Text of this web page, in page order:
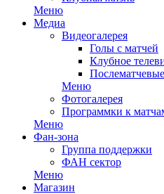
Меню
Медиа
Видеогалерея
Голы с матчей
Клубное
Меню
Фотогалерея
Программки к
Меню
Фан-зона
Группа поддержки
ФАН сектор
Меню
Магазин